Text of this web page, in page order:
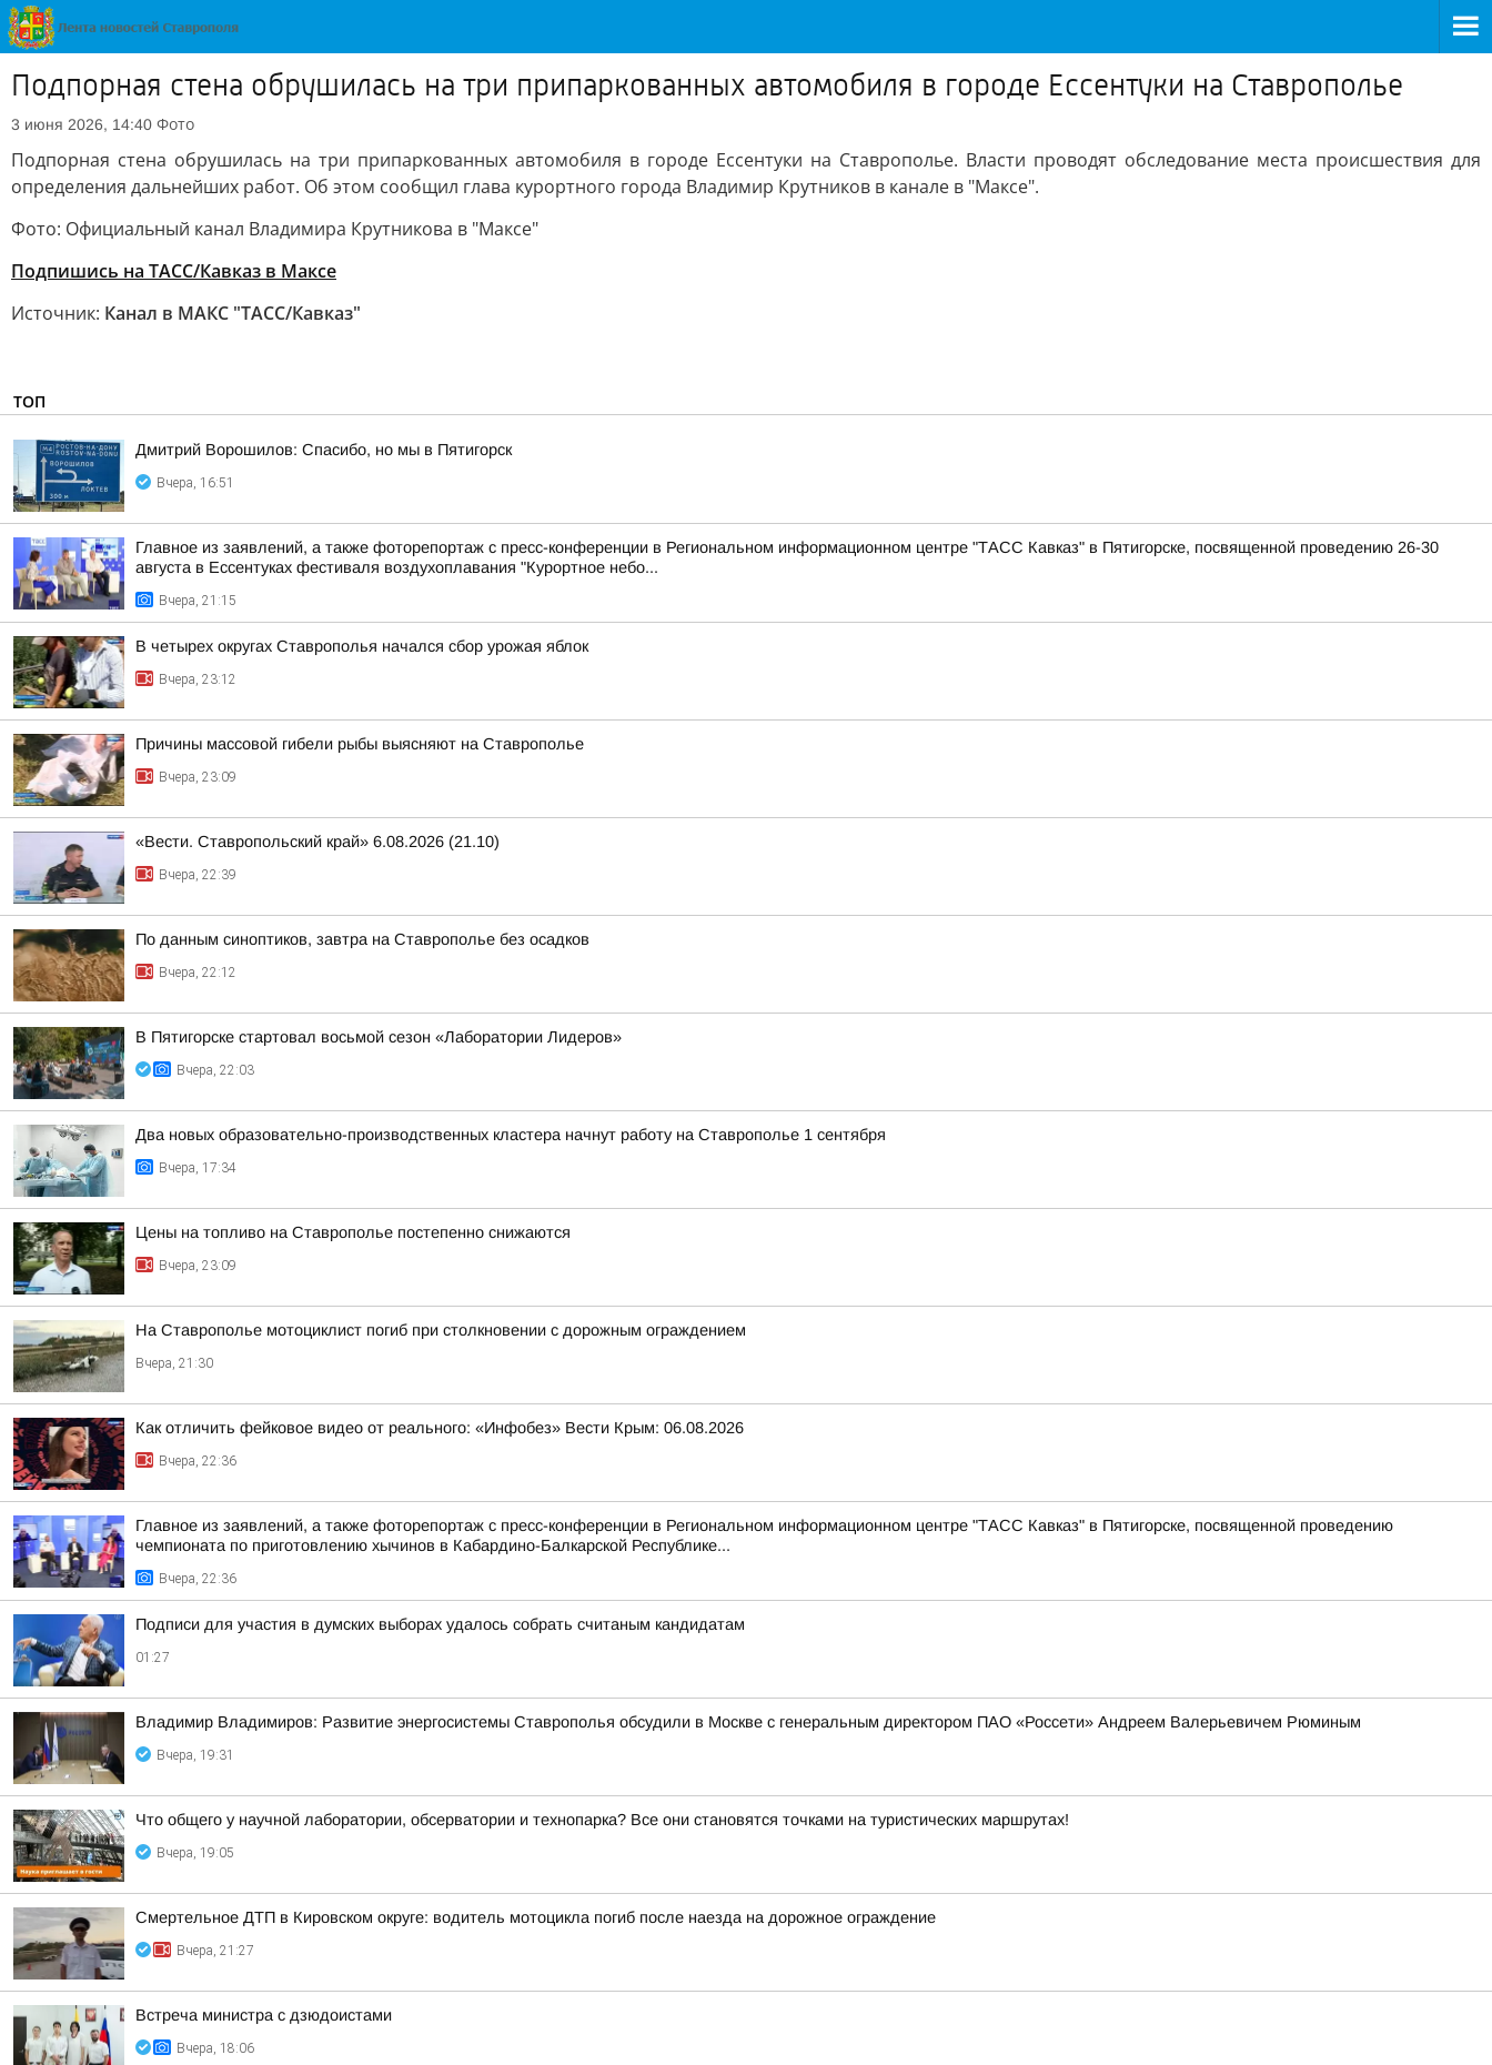
Подпорная стена обрушилась на три припаркованных автомобиля в городе Ессентуки на Ставрополье
3 июня 2026, 14:40 Фото
Подпорная стена обрушилась на три припаркованных автомобиля в городе Ессентуки на Ставрополье. Власти проводят обследование места происшествия для
определения дальнейших работ. Об этом сообщил глава курортного города Владимир Крутников в канале в "Максе".
Фото: Официальный канал Владимира Крутникова в "Максе"
Подпишись на ТАСС/Кавказ в Максе
Источник: Канал в МАКС "ТАСС/Кавказ"
ТОП
Дмитрий Ворошилов: Спасибо, но мы в Пятигорск
Вчера, 16:51
Главное из заявлений, а также фоторепортаж с пресс-конференции в Региональном информационном центре "ТАСС Кавказ" в Пятигорске, посвященной проведению 26-30
августа в Ессентуках фестиваля воздухоплавания "Курортное небо...
Вчера, 21:15
В четырех округах Ставрополья начался сбор урожая яблок
Вчера, 23:12
Причины массовой гибели рыбы выясняют на Ставрополье
Вчера, 23:09
«Вести. Ставропольский край» 6.08.2026 (21.10)
Вчера, 22:39
По данным синоптиков, завтра на Ставрополье без осадков
Вчера, 22:12
В Пятигорске стартовал восьмой сезон «Лаборатории Лидеров»
Вчера, 22:03
Два новых образовательно-производственных кластера начнут работу на Ставрополье 1 сентября
Вчера, 17:34
Цены на топливо на Ставрополье постепенно снижаются
Вчера, 23:09
На Ставрополье мотоциклист погиб при столкновении с дорожным ограждением
Вчера, 21:30
Как отличить фейковое видео от реального: «Инфобез» Вести Крым: 06.08.2026
Вчера, 22:36
Главное из заявлений, а также фоторепортаж с пресс-конференции в Региональном информационном центре "ТАСС Кавказ" в Пятигорске, посвященной проведению
чемпионата по приготовлению хычинов в Кабардино-Балкарской Республике...
Вчера, 22:36
Подписи для участия в думских выборах удалось собрать считаным кандидатам
01:27
Владимир Владимиров: Развитие энергосистемы Ставрополья обсудили в Москве с генеральным директором ПАО «Россети» Андреем Валерьевичем Рюминым
Вчера, 19:31
Что общего у научной лаборатории, обсерватории и технопарка? Все они становятся точками на туристических маршрутах!
Вчера, 19:05
Смертельное ДТП в Кировском округе: водитель мотоцикла погиб после наезда на дорожное ограждение
Вчера, 21:27
Встреча министра с дзюдоистами
Вчера, 18:06